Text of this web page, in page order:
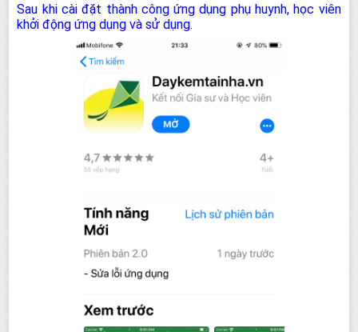
Sau khi cài đặt thành công ứng dụng phụ huynh, học viên
khởi động ứng dụng và sử dụng.